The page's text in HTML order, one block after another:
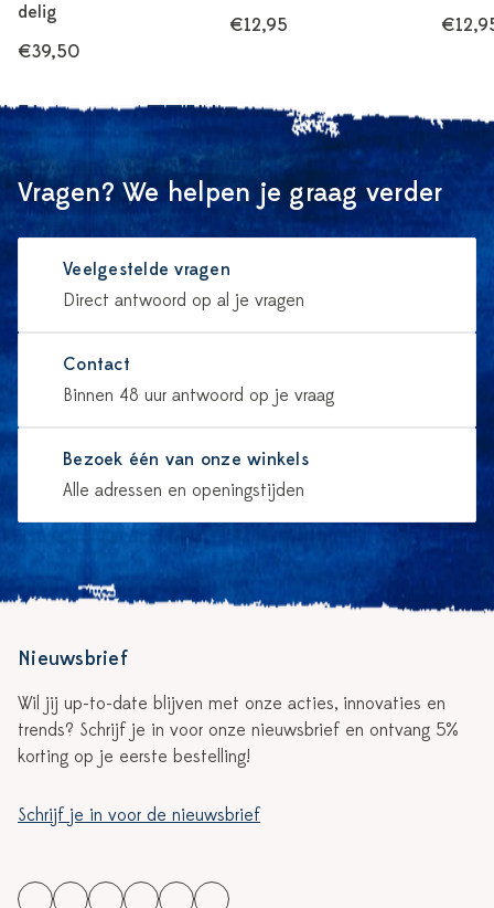
delig
€39,50
€12,95
Vragen? We helpen je graag verder
Veelgestelde vragen
Direct antwoord op al je vragen
Contact
Binnen 48 uur antwoord op je vraag
Bezoek één van onze winkels
Alle adressen en openingstijden
Nieuwsbrief
Wil jij up-to-date blijven met onze acties, innovaties en
trends? Schrijf je in voor onze nieuwsbrief en ontvang 5%
korting op je eerste bestelling!
Schrijf je in voor de nieuwsbrief